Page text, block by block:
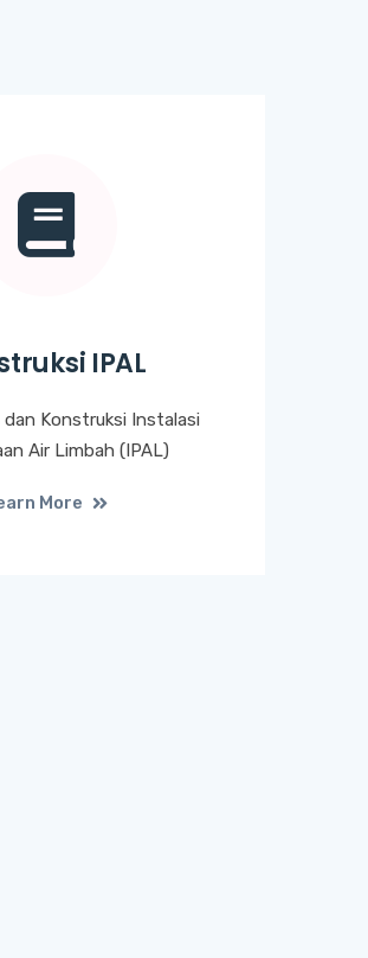
IPAL
dan Konstruksi Instalasi
Air Limbah (IPAL)
More